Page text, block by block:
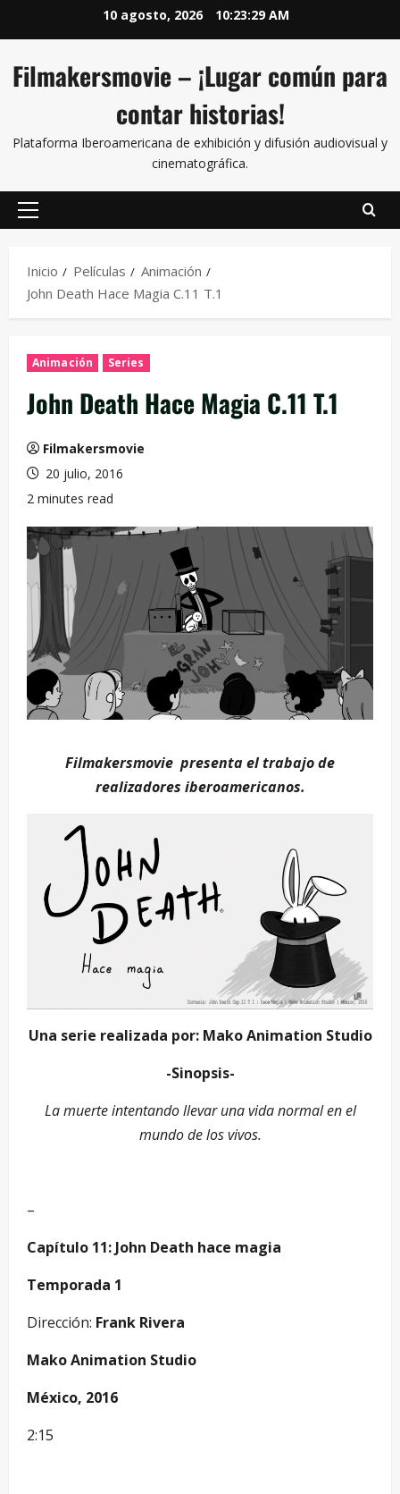
10 agosto, 2026 10:23:30 AM
Filmakersmovie – ¡Lugar común para
contar historias!
Plataforma Iberoamericana de exhibición y difusión audiovisual y
cinematográfica.
Inicio Películas
Animación
John Death Hace Magia C.11 T.1
Animación Series
John Death Hace Magia C.11 T.1
Filmakersmovie
20 julio, 2016
2 minutes read
Filmakersmovie presenta el trabajo de
realizadores iberoamericanos.
Una serie realizada por: Mako Animation Studio
-Sinopsis-
La muerte intentando llevar una vida normal en el
mundo de los vivos.
–
Capítulo 11: John Death hace magia
Temporada 1
Dirección: Frank Rivera
Mako Animation Studio
México, 2016
2:15